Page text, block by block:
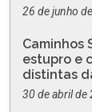
26 de junho
Caminhos
estupro e
distintas
30 de abril de